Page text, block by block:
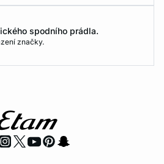
spodního prádla.
značky.